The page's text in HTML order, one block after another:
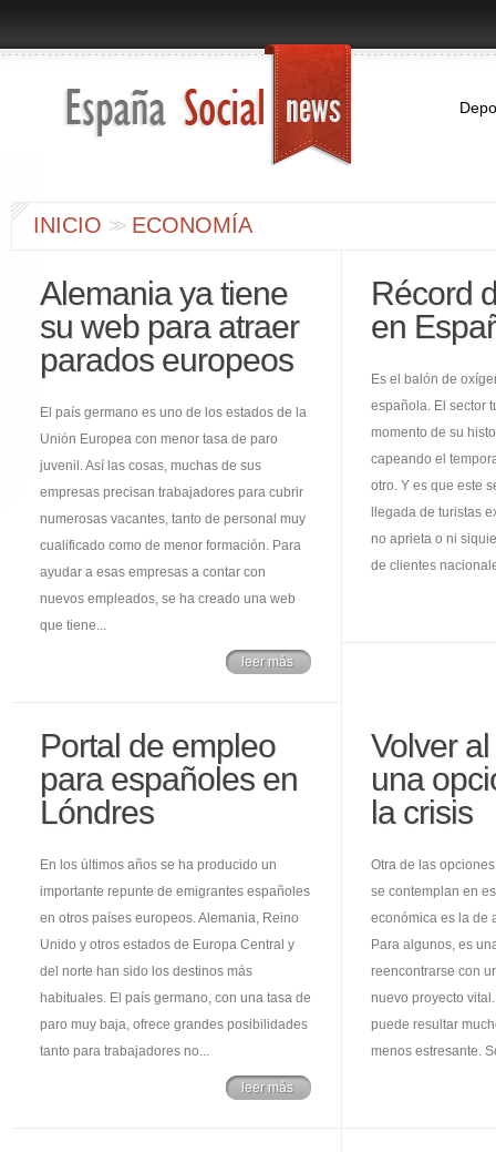
INICIO >>ECONOMÍA
Alemania ya tiene
su web para atraer
parados europeos
El país germano es uno de los estados de la
Unión Europea con menor tasa de paro
juvenil. Así las cosas, muchas de sus
empresas precisan trabajadores para cubrir
numerosas vacantes, tanto de personal muy
cualificado como de menor formación. Para
ayudar a esas empresas a contar con
nuevos empleados, se ha creado una web
que tiene...
leer más
Récord
en
Es el balón de
española. El sector
momento de su
capeando el
otro. Y es que este
llegada de turistas
no aprieta o ni
de clientes
Portal de empleo
para españoles en
Lóndres
En los últimos años se ha producido un
importante repunte de emigrantes españoles
en otros países europeos. Alemania, Reino
Unido y otros estados de Europa Central y
del norte han sido los destinos más
habituales. El país germano, con una tasa de
paro muy baja, ofrece grandes posibilidades
tanto para trabajadores no...
leer más
Volver
una
la crisis
Otra de las
se contemplan en
económica es la de
Para algunos, es
reencontrarse con
nuevo proyecto
puede resultar
menos estresante.